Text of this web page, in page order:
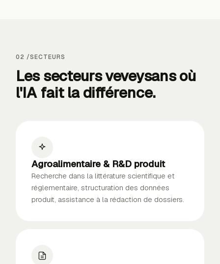
02 /SECTEURS
Les secteurs veveysans où
l'IA fait la différence.
Agroalimentaire & R&D produit
Recherche dans la littérature scientifique et
réglementaire, structuration des données
produit, assistance à la rédaction de dossiers.